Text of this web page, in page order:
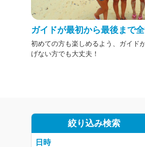
ガイドが最初から最後まで
初めての方も楽しめるよう、ガイド
げない方でも大丈夫！
絞り込み検索
日時